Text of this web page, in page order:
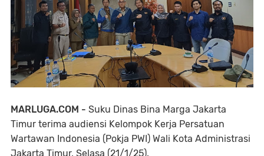
MARLUGA.COM - Suku Dinas Bina Marga Jakarta
Timur terima audiensi Kelompok Kerja Persatuan
Wartawan Indonesia (Pokja PWI) Wali Kota Administrasi
Jakarta Timur, Selasa (21/1/25).